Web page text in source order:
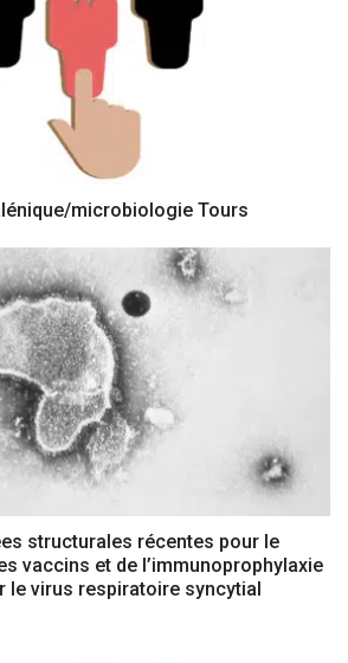
microbiologie Tours
structurales récentes pour le
vaccins et de l’immunoprophylaxie
le virus respiratoire syncytial